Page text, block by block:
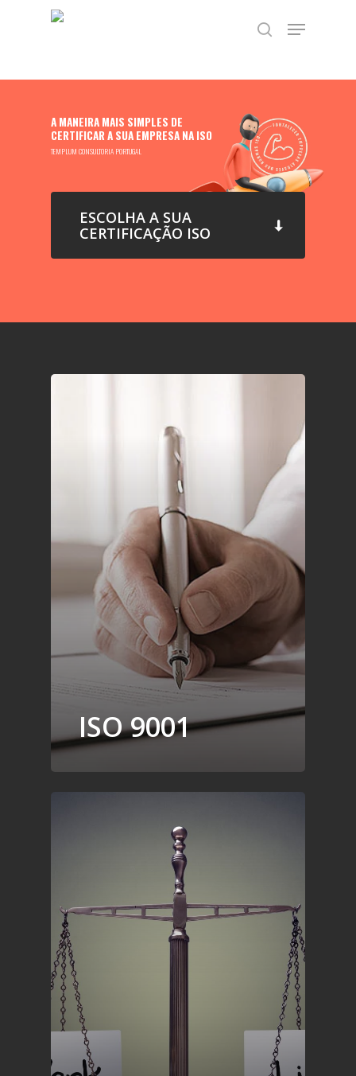
TEST89838
search
Menu
A MANEIRA MAIS SIMPLES DE
CERTIFICAR A SUA EMPRESA NA ISO
TEMPLUM CONSULTORIA PORTUGAL
ESCOLHA A SUA
CERTIFICAÇÃO ISO
ISO 9001